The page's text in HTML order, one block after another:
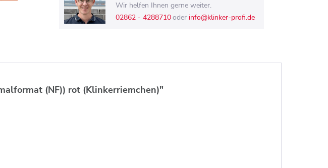
Wir helfen Ihnen gerne weiter.
02862 - 4288710oder info@klinker-profi.de
(NF)) rot (Klinkerriemchen)"